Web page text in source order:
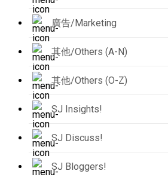
廣告/Marketing
其他/Others (A-N)
其他/Others (O-Z)
SJ Insights!
SJ Discuss!
SJ Bloggers!